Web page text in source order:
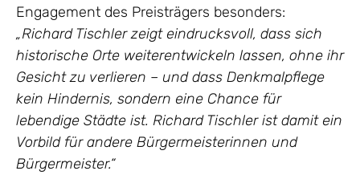
Engagement des Preisträgers besonders:
„Richard Tischler zeigt eindrucksvoll, dass sich
historische Orte weiterentwickeln lassen, ohne ihr
Gesicht zu verlieren – und dass Denkmalpflege
kein Hindernis, sondern eine Chance für
lebendige Städte ist. Richard Tischler ist damit ein
Vorbild für andere Bürgermeisterinnen und
Bürgermeister.“